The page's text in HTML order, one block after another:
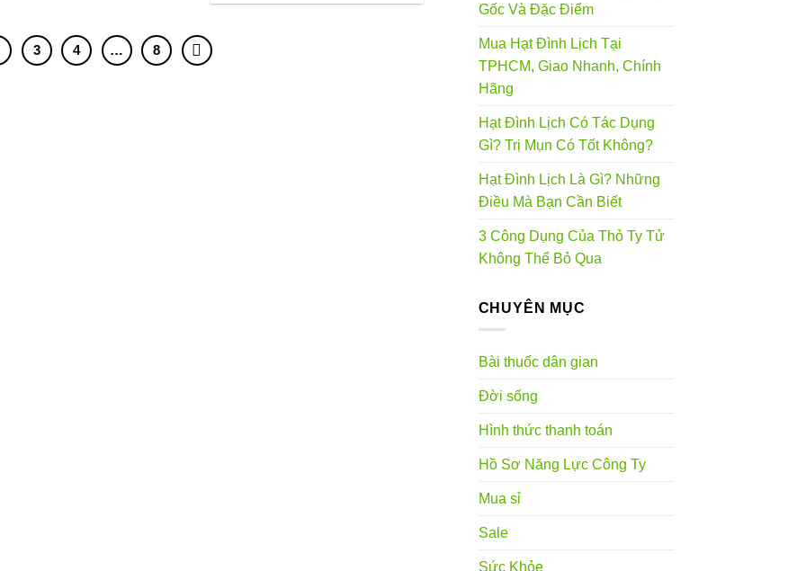
3 4 … 8
Gốc Và Đặc Điểm
Mua Hạt Đình Lịch Tại
TPHCM, Giao Nhanh, Chính
Hãng
Hạt Đình Lịch Có Tác Dụng
Gì? Trị Mụn Có Tốt Không?
Hạt Đình Lịch Là Gì? Những
Điều Mà Bạn Cần Biết
3 Công Dụng Của Thỏ Ty Tử
Không Thể Bỏ Qua
CHUYÊN MỤC
Bài thuốc dân gian
Đời sống
Hình thức thanh toán
Hồ Sơ Năng Lực Công Ty
Mua sỉ
Sale
Sức Khỏe